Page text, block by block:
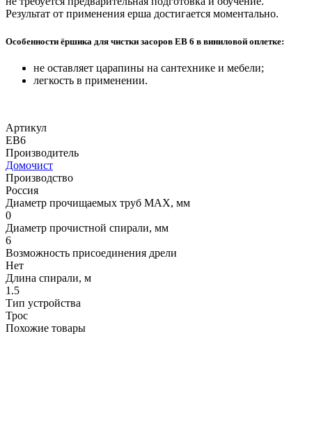
Результат от применения ерша достигается моментально.
Особенности ёршика для чистки засоров ЕВ 6 в виниловой оплетке:
не оставляет царапины на сантехнике и мебели;
легкость в применении.
Артикул
ЕВ6
Производитель
Домочист
Производство
Россия
Диаметр прочищаемых труб MAX, мм
0
Диаметр прочистной спирали, мм
6
Возможность присоединения дрели
Нет
Длина спирали, м
1.5
Тип устройства
Трос
Похожие товары